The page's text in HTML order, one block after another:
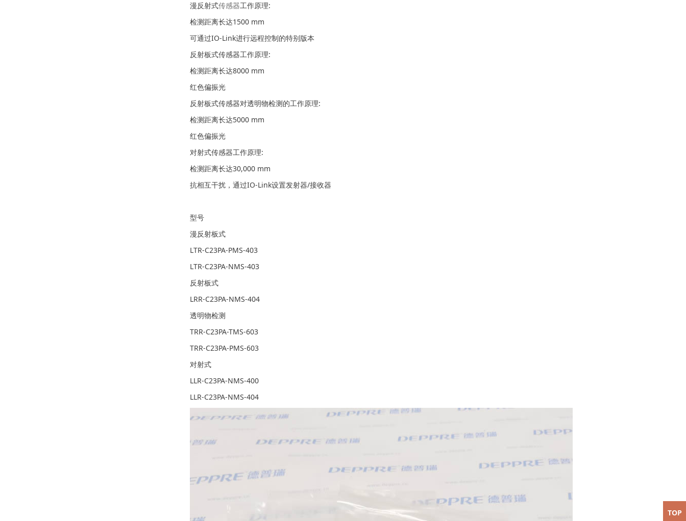
漫反射式传感器工作原理:
检测距离长达1500 mm
可通过IO-Link进行远程控制的特别版本
反射板式传感器工作原理:
检测距离长达8000 mm
红色偏振光
反射板式传感器对透明物检测的工作原理:
检测距离长达5000 mm
红色偏振光
对射式传感器工作原理:
检测距离长达30,000 mm
抗相互干扰，通过IO-Link设置发射器/接收器
型号
漫反射板式
LTR-C23PA-PMS-403
LTR-C23PA-NMS-403
反射板式
LRR-C23PA-NMS-404
透明物检测
TRR-C23PA-TMS-603
TRR-C23PA-PMS-603
对射式
LLR-C23PA-NMS-400
LLR-C23PA-NMS-404
TOP